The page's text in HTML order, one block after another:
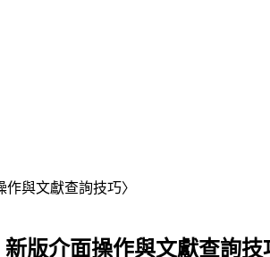
作與文獻查詢技巧〉
新版介面操作與文獻查詢技